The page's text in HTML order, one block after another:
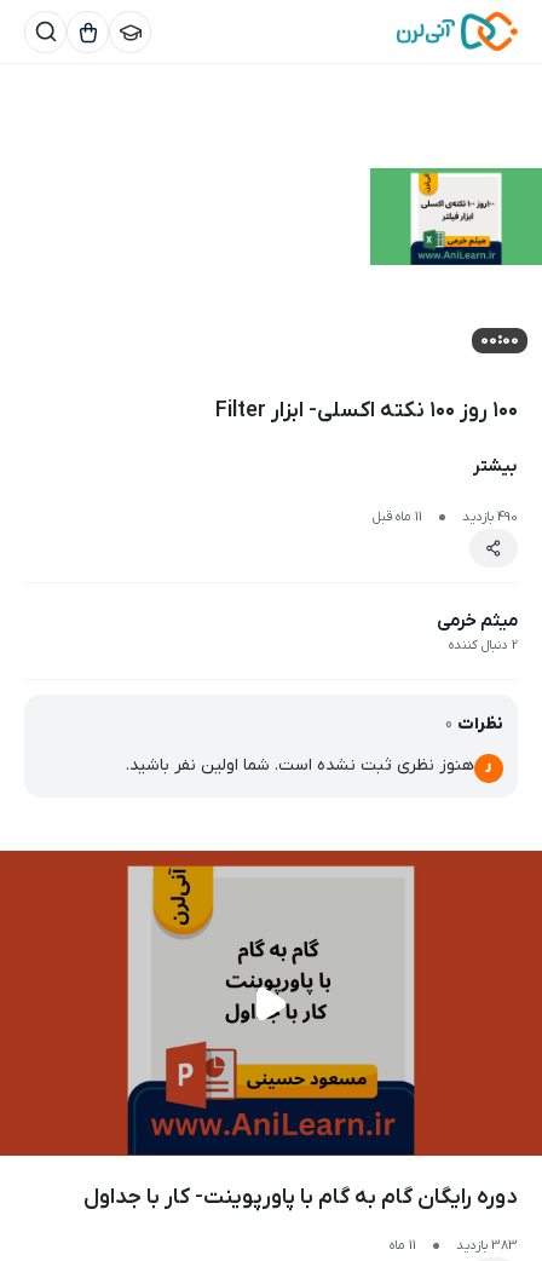
00:00
۱۰۰ روز ۱۰۰ نکته اکسلی- ابزار Filter
بیشتر
490 بازدید
میثم خرمی
2 دنبال کننده
نظرات 0
هنوز نظری ثبت نشده است. شما اولین نفر باشید.
دوره رایگان گام به گام با پاورپوینت- کار با جداول
383 بازدید